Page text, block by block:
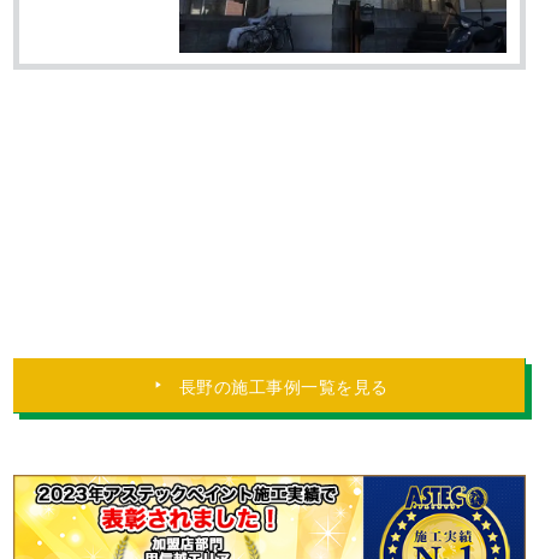
長野の施工事例一覧を見る